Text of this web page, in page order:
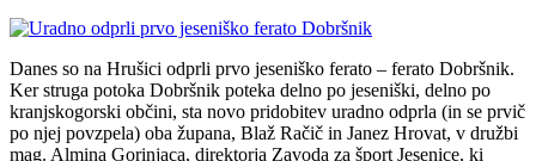
Danes so na Hrušici odprli prvo jeseniško ferato – ferato Dobršnik.
Ker struga potoka Dobršnik poteka delno po jeseniški, delno po
kranjskogorski občini, sta novo pridobitev uradno odprla (in se prvič
po njej povzpela) oba župana, Blaž Račič in Janez Hrovat, v družbi
mag. Almina Gorinjaca, direktorja Zavoda za šport Jesenice, ki